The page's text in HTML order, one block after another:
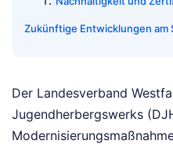
Zukünftige Entwicklungen am
Der Landesverband
Jugendherbergswerks